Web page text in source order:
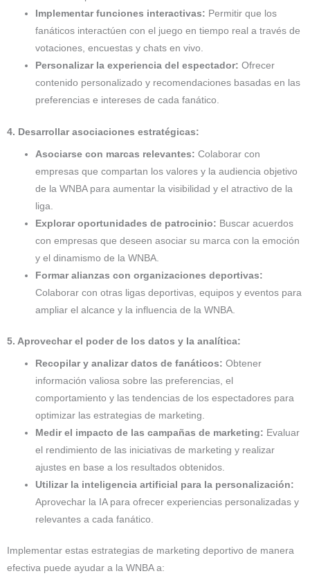
Implementar funciones interactivas: Permitir que los
fanáticos interactúen con el juego en tiempo real a través de
votaciones, encuestas y chats en vivo.
Personalizar la experiencia del espectador: Ofrecer
contenido personalizado y recomendaciones basadas en las
preferencias e intereses de cada fanático.
4. Desarrollar asociaciones estratégicas:
Asociarse con marcas relevantes: Colaborar con
empresas que compartan los valores y la audiencia objetivo
de la WNBA para aumentar la visibilidad y el atractivo de la
liga.
Explorar oportunidades de patrocinio: Buscar acuerdos
con empresas que deseen asociar su marca con la emoción
y el dinamismo de la WNBA.
Formar alianzas con organizaciones deportivas:
Colaborar con otras ligas deportivas, equipos y eventos para
ampliar el alcance y la influencia de la WNBA.
5. Aprovechar el poder de los datos y la analítica:
Recopilar y analizar datos de fanáticos: Obtener
información valiosa sobre las preferencias, el
comportamiento y las tendencias de los espectadores para
optimizar las estrategias de marketing.
Medir el impacto de las campañas de marketing: Evaluar
el rendimiento de las iniciativas de marketing y realizar
ajustes en base a los resultados obtenidos.
Utilizar la inteligencia artificial para la personalización:
Aprovechar la IA para ofrecer experiencias personalizadas y
relevantes a cada fanático.
Implementar estas estrategias de marketing deportivo de manera
efectiva puede ayudar a la WNBA a: